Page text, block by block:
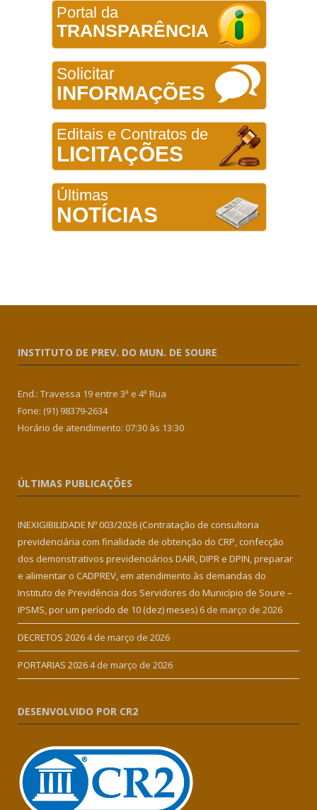
Portal da
TRANSPARÊNCIA
Solicitar
INFORMAÇÕES
Editais e Contratos de
LICITAÇÕES
Últimas
NOTÍCIAS
INSTITUTO DE PREV. DO MUN. DE SOURE
End.: Travessa 19 entre 3ª e 4ª Rua
Fone: (91) 98379-2634
Horário de atendimento: 07:30 às 13:30
ÚLTIMAS PUBLICAÇÕES
INEXIGIBILIDADE Nº 003/2026 (Contratação de consultoria
previdenciária com finalidade de obtenção do CRP, confecção
dos demonstrativos previdenciários DAIR, DIPR e DPIN, preparar
e alimentar o CADPREV, em atendimento às demandas do
Instituto de Previdência dos Servidores do Município de Soure –
IPSMS, por um período de 10 (dez) meses) 6 de março de 2026
DECRETOS 20264 de março de 2026
PORTARIAS 20264 de março de 2026
DESENVOLVIDO POR CR2